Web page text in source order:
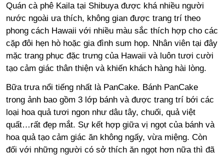
Quán cà phê Kaila tại Shibuya được khá nhiều người
nước ngoài ưa thích, không gian được trang trí theo
phong cách Hawaii với nhiều màu sắc thích hợp cho các
cặp đôi hẹn hò hoặc gia đình sum họp. Nhân viên tại đây
mặc trang phục đặc trưng của Hawaii và luôn tươi cười
tạo cảm giác thân thiện và khiến khách hàng hài lòng.
Bữa trưa nổi tiếng nhất là PanCake. Bánh PanCake
trong ảnh bao gồm 3 lớp bánh và được trang trí bới các
loại hoa quả tươi ngon như dâu tây, chuối, quả việt
quất…rất đẹp mắt. Sự kết hợp giữa vị ngọt của bánh và
hoa quả tạo cảm giác ăn không ngấy, vừa miệng. Còn
đối với những người có sở thích ăn ngọt hơn nữa thì đã